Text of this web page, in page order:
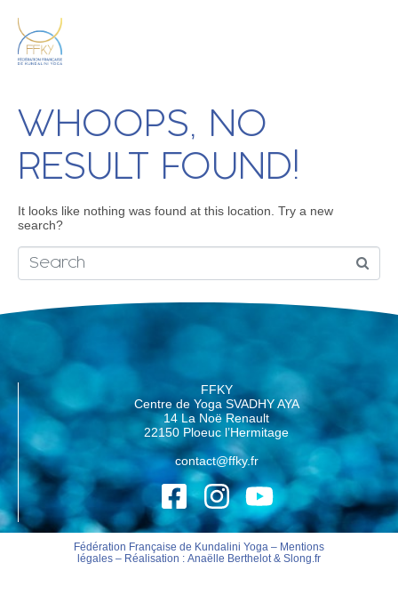
WHOOPS, NO
RESULT FOUND!
It looks like nothing was found at this location. Try a new
search?
FFKY
Centre de Yoga SVADHY AYA
14 La Noë Renault
22150 Ploeuc l’Hermitage
contact@ffky.fr
Fédération Française de Kundalini Yoga – Mentions
légales– Réalisation : Anaëlle Berthelot& Slong.fr